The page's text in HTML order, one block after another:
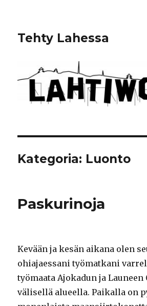
Tehty Lahessa
Kategoria: Luonto
Paskurinoja
Kevään ja kesän aikana olen
ohiajaessani työmatkani
työmaata Ajokadun ja
välisellä alueella. Paikalla on